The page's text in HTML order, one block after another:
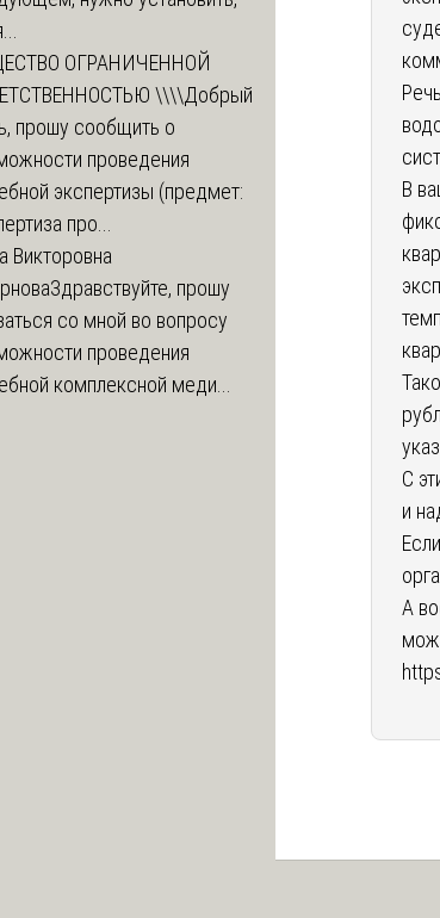
В
С
и
А
ОГРАНИЧЕННОЙ
\\\\Добрый
прошу сообщить о
проведения
экспертизы (предмет:
про...
Викторовна
Здравствуйте, прошу
со мной во вопросу
проведения
комплексной меди...